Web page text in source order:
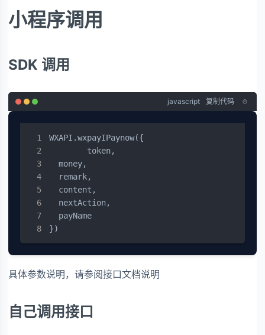
小程序调用
SDK 调用
javascript 复制代码
WXAPI.wxpayIPaynow({
  money,
  remark,
  content,
  nextAction,
  payName
})
具体参数说明，请参阅接口文档说明
自己调用接口